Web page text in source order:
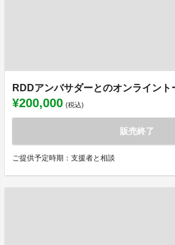
RDDアンバサダーとのオンライント
¥200,000 (税込)
販売終了
ご提供予定時期：支援者と相談